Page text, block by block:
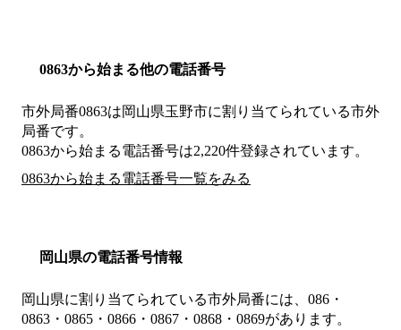
0863から始まる他の電話番号
市外局番0863は岡山県玉野市に割り当てられている市外
局番です。
0863から始まる電話番号は2,220件登録されています。
0863から始まる電話番号一覧をみる
岡山県の電話番号情報
岡山県に割り当てられている市外局番には、086・
0863・0865・0866・0867・0868・0869があります。